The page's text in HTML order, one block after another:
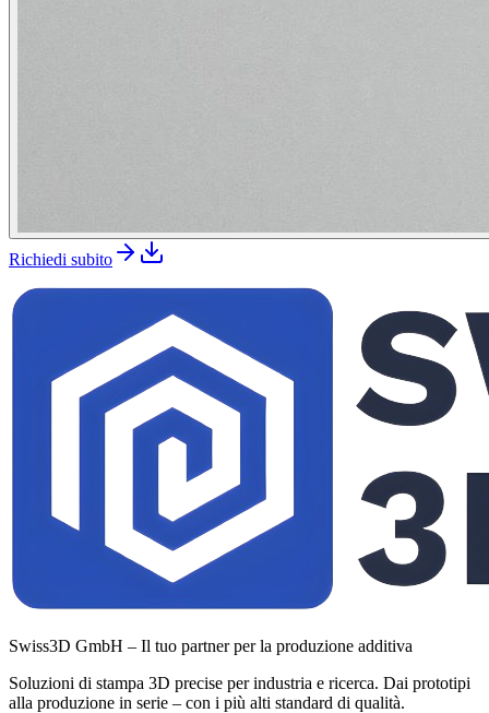
Richiedi subito
Swiss3D GmbH – Il tuo partner per la produzione additiva
Soluzioni di stampa 3D precise per industria e ricerca. Dai prototipi
alla produzione in serie – con i più alti standard di qualità.